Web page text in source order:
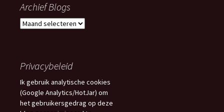
Archief Blogs
Archief
Privacybeleid
Ik gebruik analytische cookies
(Google Analytics/HotJar) om
het gebruikersgedrag op deze